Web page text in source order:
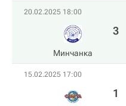
20.02.2025 18:00
Минчанка
3
15.02.2025 17:00
1